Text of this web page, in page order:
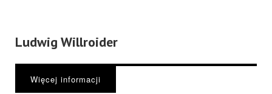
Ludwig Willroider
Więcej informacji